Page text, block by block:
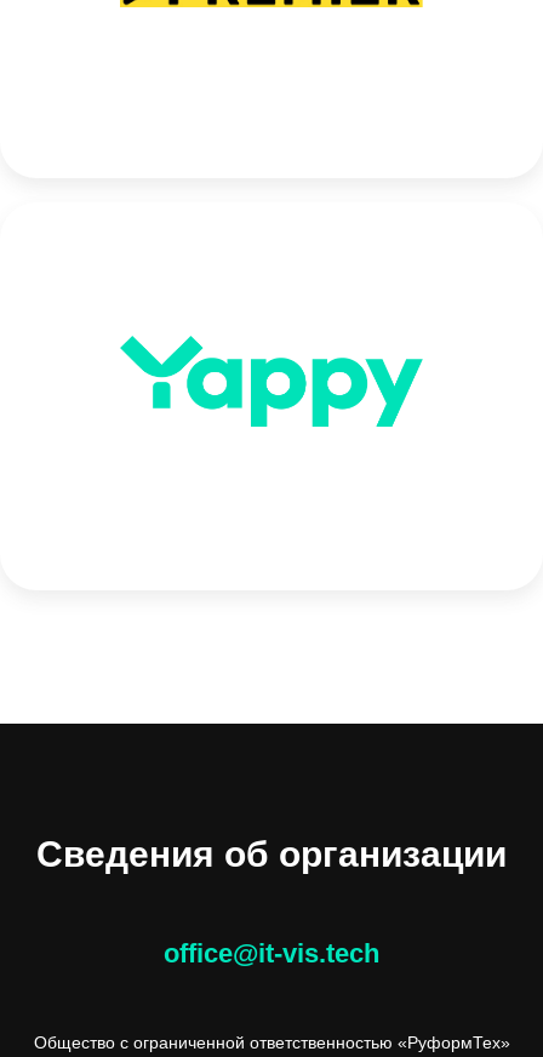
Сведения об организации
office@it-vis.tech
Общество с ограниченной ответственностью «РуформТех»